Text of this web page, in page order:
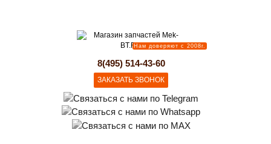
Нам доверяют с 2008г.
8(495) 514-43-60
ЗАКАЗАТЬ ЗВОНОК